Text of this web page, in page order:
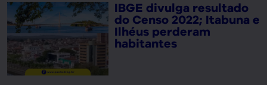
IBGE divulga resultado
do Censo 2022; Itabuna e
Ilhéus perderam
habitantes